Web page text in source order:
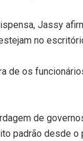
Jassy
no
de os
de
padrão desde o